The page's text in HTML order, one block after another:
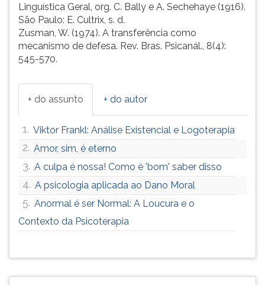
Linguística Geral, org. C. Bally e A. Sechehaye (1916).
São Paulo: E. Cultrix, s. d.
Zusman, W. (1974). A transferência como
mecanismo de defesa. Rev. Bras. Psicanál., 8(4):
545-570.
+ do assunto + do autor
1. Viktor Frankl: Análise Existencial e Logoterapia
2. Amor, sim, é eterno
3. A culpa é nossa! Como é 'bom' saber disso
4. A psicologia aplicada ao Dano Moral
5. Anormal é ser Normal: A Loucura e o
Contexto da Psicoterapia